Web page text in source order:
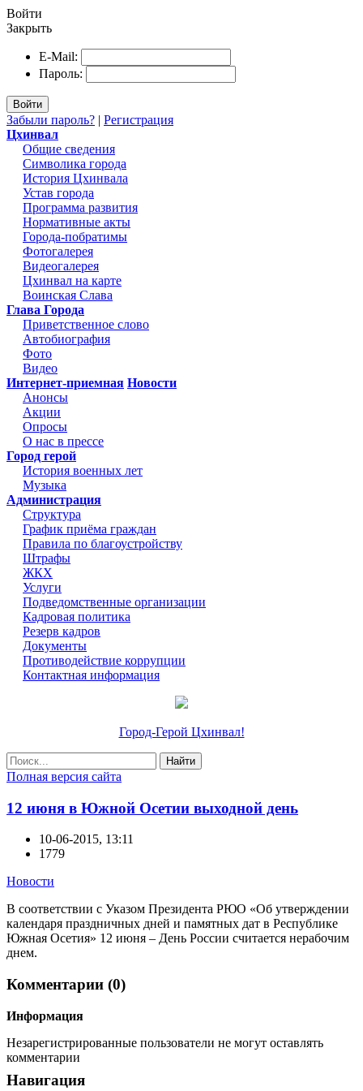
Войти
Закрыть
E-Mail:
Пароль:
Войти
Забыли пароль? | Регистрация
Цхинвал
Общие сведения
Символика города
История Цхинвала
Устав города
Программа развития
Нормативные акты
Города-побратимы
Фотогалерея
Видеогалерея
Цхинвал на карте
Воинская Слава
Глава Города
Приветственное слово
Автобиография
Фото
Видео
Интернет-приемная Новости
Анонсы
Акции
Опросы
О нас в прессе
Город герой
История военных лет
Музыка
Администрация
Структура
График приёма граждан
Правила по благоустройству
Штрафы
ЖКХ
Услуги
Подведомственные организации
Кадровая политика
Резерв кадров
Документы
Противодействие коррупции
Контактная информация
Город-Герой Цхинвал!
Найти
Полная версия сайта
12 июня в Южной Осетии выходной день
10-06-2015, 13:11
1779
Новости
В соответствии с Указом Президента РЮО «Об утверждении
календаря праздничных дней и памятных дат в Республике
Южная Осетия» 12 июня – День России считается нерабочим
днем.
Комментарии (0)
Информация
Незарегистрированные пользователи не могут оставлять
комментарии
Навигация